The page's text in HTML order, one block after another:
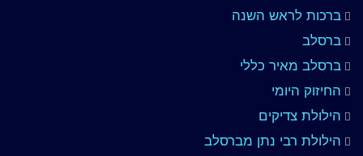
ברכות לראש השנה
ברסלב
ברסלב מאיר כללי
החיזוק היומי
הילולת צדיקים
הילולת רבי נתן מברסלב